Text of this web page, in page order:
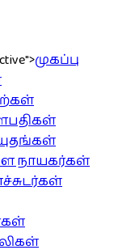
முகப்பு
நாயகர்கள்